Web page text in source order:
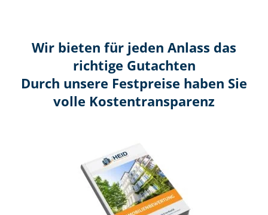
Wir bieten für jeden Anlass das
richtige Gutachten
Durch unsere Festpreise haben Sie
volle Kosten­transparenz